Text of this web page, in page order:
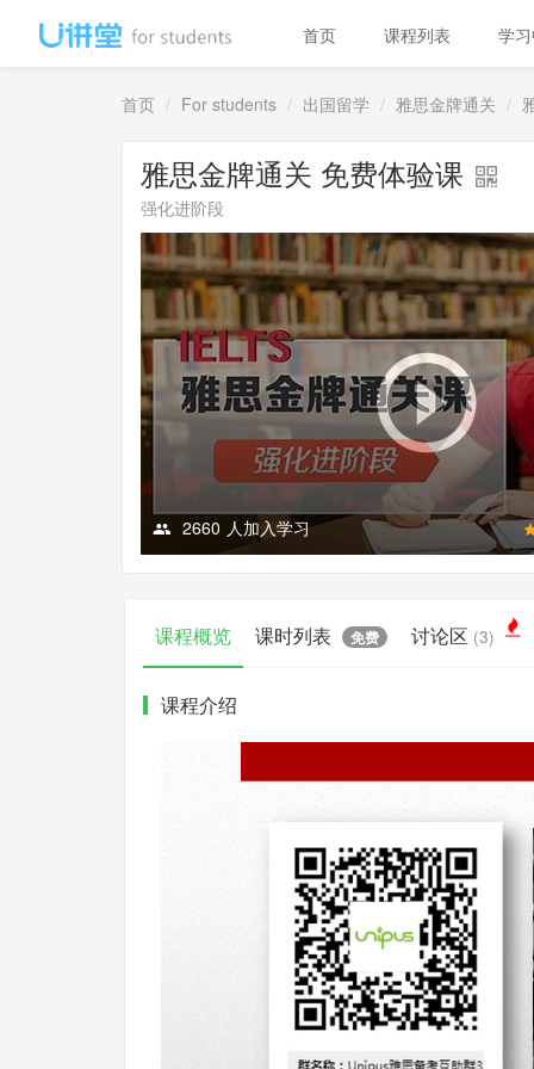
首页 课程列表 学
首页 For students 出国留学 雅思金牌通关
雅思金牌通关 免费体验课
强化进阶段
2660 人加入学习
课程概览 课时列表 免费 讨论区 (3)
课程介绍